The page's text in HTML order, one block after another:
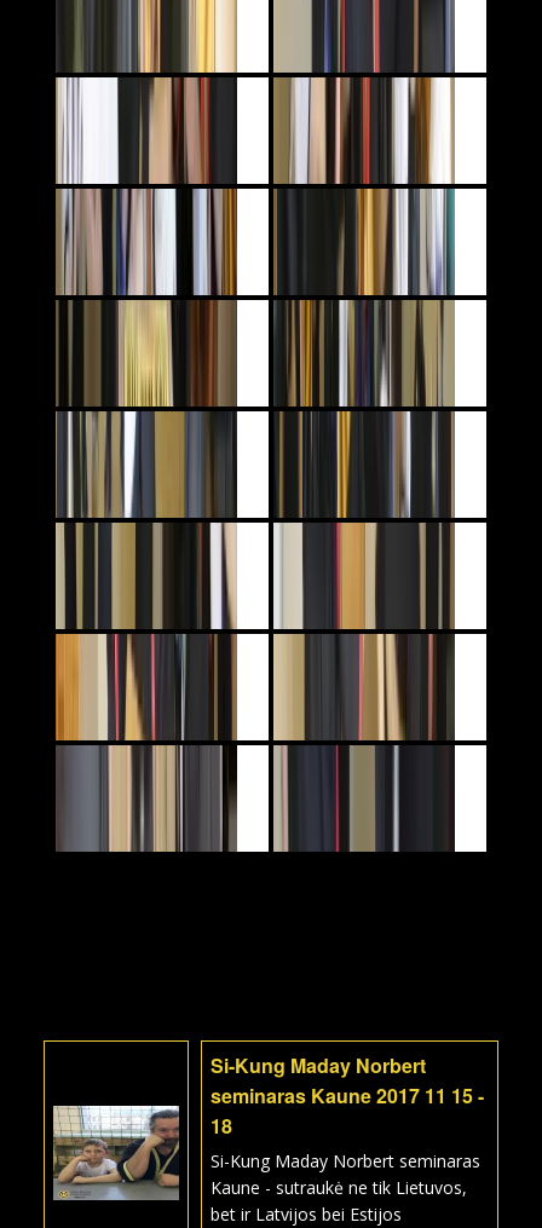
Si-Kung Maday Norbert
seminaras Kaune 2017 11 15 -
18
Si-Kung Maday Norbert seminaras
Kaune - sutraukė ne tik Lietuvos,
bet ir Latvijos bei Estijos